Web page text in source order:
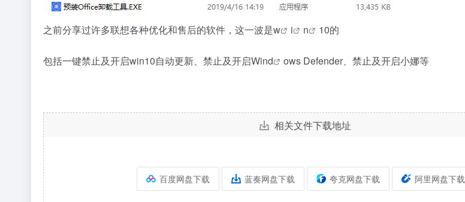
之前分享过许多联想各种优化和售后的软件，这一波是w i n 10的
包括一键禁止及开启win10自动更新、禁止及开启Wind ows Defender、禁止及开启小娜等
相关文件下载地址
百度网盘下载 蓝奏网盘下载 夸克网盘下载 阿里网盘下载